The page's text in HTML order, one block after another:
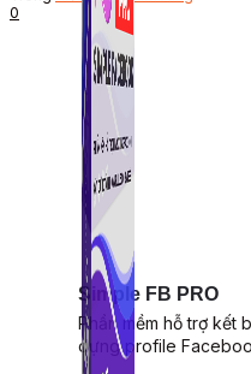
Simple FB PRO
Phần mềm hỗ trợ kết
dựng profile
0